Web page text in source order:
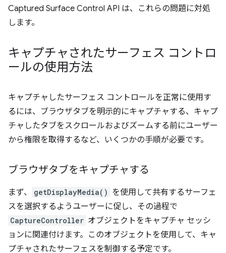
Captured Surface Control API は、これらの問題に対処
します。
キャプチャされたサーフェス コントロ
ールの使用方法
キャプチャしたサーフェス コントロールを正常に使用す
るには、ブラウザタブを明示的にキャプチャする、キャプ
チャしたタブをスクロールおよびズームする前にユーザー
から権限を取得するなど、いくつかの手順が必要です。
ブラウザタブをキャプチャする
まず、 getDisplayMedia() を使用して共有するサーフェ
スを選択するようユーザーに促し、その過程で
CaptureController オブジェクトをキャプチャ セッシ
ョンに関連付けます。このオブジェクトを使用して、キャ
プチャされたサーフェスを制御する予定です。